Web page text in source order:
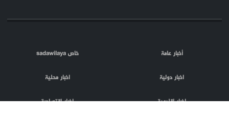
أخبار عامة خاص sadawilaya
اخبار دولية اخبار محلية
اخبار اقليمية اخبار اقتصادية